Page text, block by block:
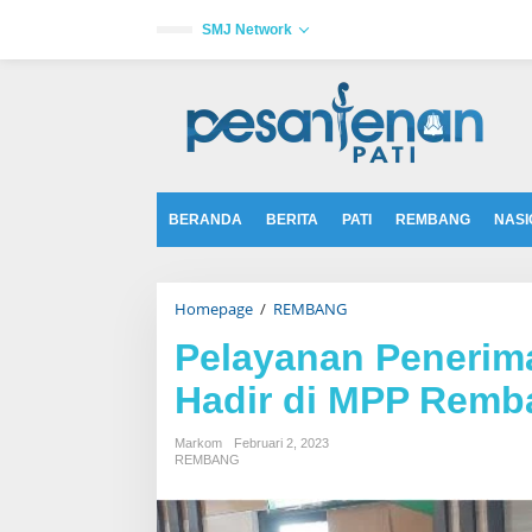
a
SMJ Network
BERANDA BERITA PATI REMBANG
Homepage / REMBANG
a
a
n
n
Pelayanan
Hadir di MPP
Markom
Februari 2, 2023
REMBANG